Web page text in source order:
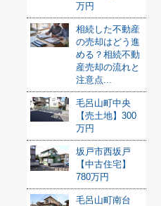
万円
相続した不動産
の売却はどう進
める？相続不動
産売却の流れと
注意点...
毛呂山町中央
【売土地】300
万円
坂戸市西坂戸
【中古住宅】
780万円
毛呂山町南台